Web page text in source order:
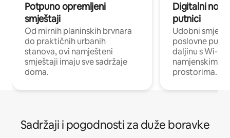
Potpuno opremljeni
smještaji
Od mirnih planinskih brvnara
do praktičnih urbanih
stanova, ovi namješteni
smještaji imaju sve sadržaje
doma.
Digitalni
putnici
Udobni
poslovne
daljinu s Wi-Fi
namjenskim
prostorima.
Sadržaji i pogodnosti za duže boravke